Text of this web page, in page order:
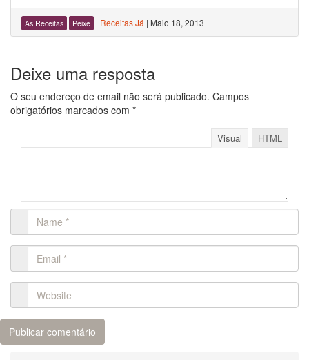
As Receitas Peixe | Receitas Já | Maio 18, 2013
Deixe uma resposta
O seu endereço de email não será publicado. Campos
obrigatórios marcados com *
Visual HTML